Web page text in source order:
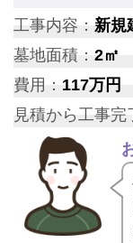
工事内容： 新規
墓地面積： 2㎡
費用： 117万円
見積から工事完